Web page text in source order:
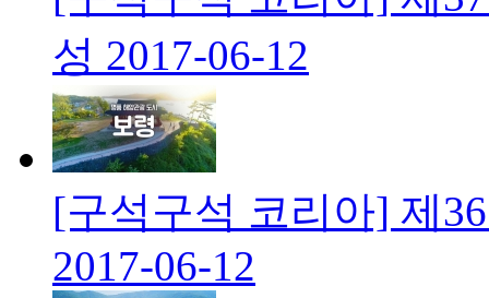
성 2017-06-12
[구석구석 코리아] 제
2017-06-12